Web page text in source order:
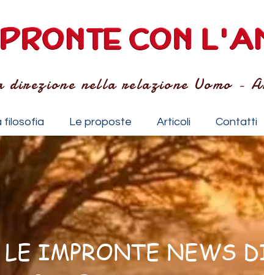
direzione nella relazione Uomo -
filosofia Le proposte Articoli Contatti
LE IMPRONTE NEWS